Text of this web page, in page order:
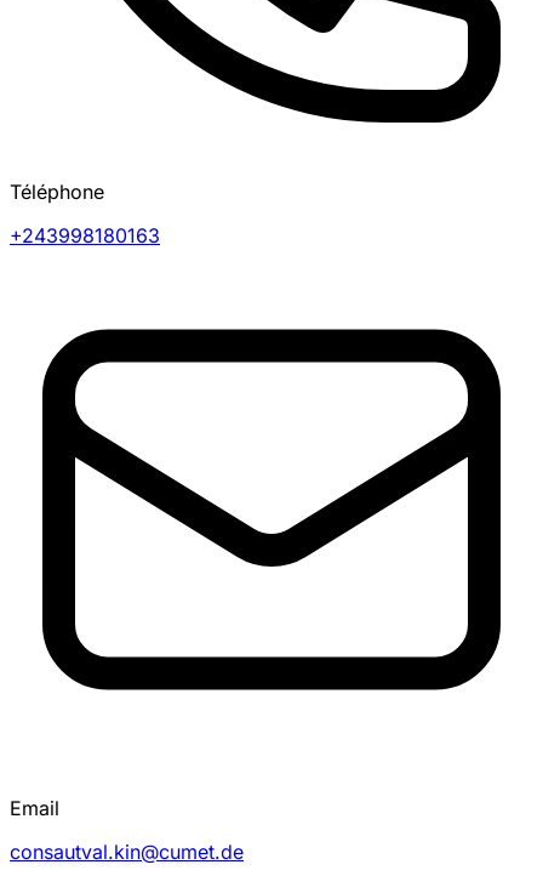
Téléphone
+243998180163
Email
consautval.kin@cumet.de